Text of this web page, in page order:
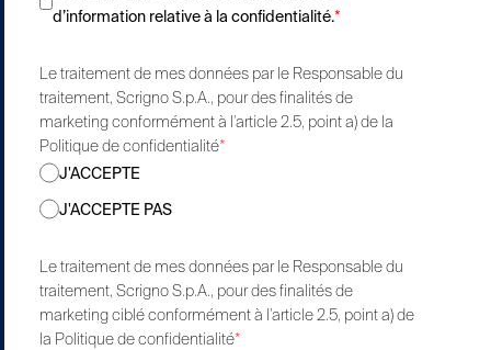
d’information relative à la confidentialité.*
Le traitement de mes données par le Responsable du
traitement, Scrigno S.p.A., pour des finalités de
marketing conformément à l’article 2.5, point a) de la
Politique de confidentialité*
J'ACCEPTE
J'ACCEPTE PAS
Le traitement de mes données par le Responsable du
traitement, Scrigno S.p.A., pour des finalités de
marketing ciblé conformément à l’article 2.5, point a) de
la Politique de confidentialité*